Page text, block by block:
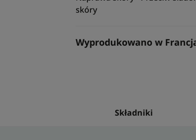
skóry
Wyprodukowano w
Składniki